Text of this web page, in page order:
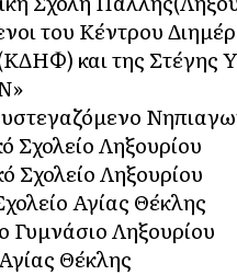
του Κέντρου
και της Στέγης
Σχολείο Ληξουρίου
Σχολείο Ληξουρίου
Αγίας Θέκλης
Γυμνάσιο Ληξουρίου
Θέκλης